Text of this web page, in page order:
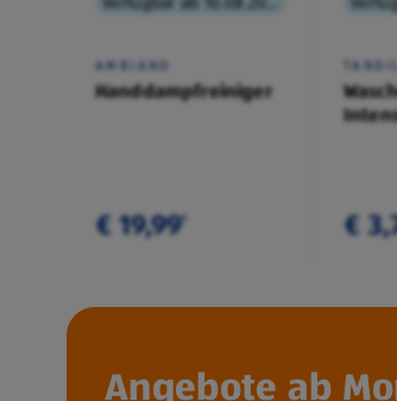
AMBIANO
Handdampfreiniger
€ 19,99¹
TANDIL
€
Angebote ab